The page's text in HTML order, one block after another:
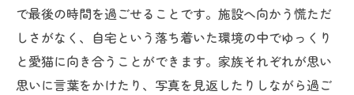
で最後の時間を過ごせることです。施設へ向かう慌ただ
しさがなく、自宅という落ち着いた環境の中でゆっくり
と愛猫に向き合うことができます。家族それぞれが思い
思いに言葉をかけたり、写真を見返したりしながら過ご